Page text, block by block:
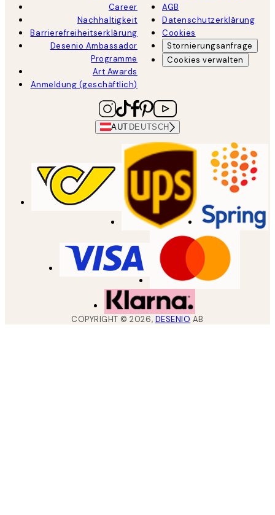
Career
Nachhaltigkeit
Barrierefreiheitserklärung
Desenio Ambassador
Programme
Art Awards
Anmeldung (geschäftlich)
AGB
Datenschutzerklärung
Cookies
Stornierungsanfrage
Cookies verwalten
AUT DEUTSCH
COPYRIGHT ©2026, DESENIO AB